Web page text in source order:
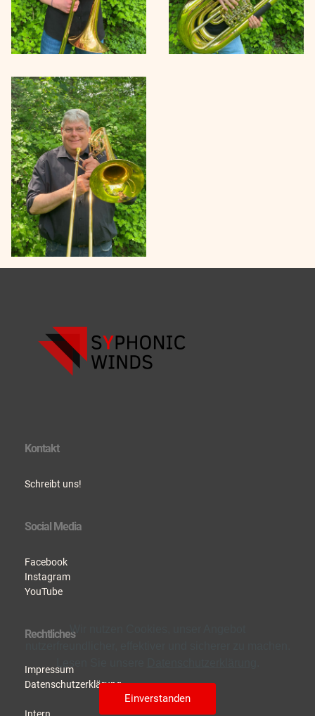
Kontakt
Schreibt uns!
Social Media
Facebook
Instagram
YouTube
Rechtliches
Impressum
Datenschutzerklärung
Wir nutzen Cookies, unser Angebot
Einverstanden